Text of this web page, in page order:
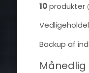
10produkter
Backup af
Månedlig